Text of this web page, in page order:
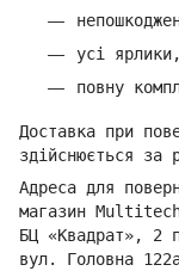
усі
повну
Доставка при
здійснюється за
Адреса для
магазин
БЦ «Квадрат», 2
вул. Головна